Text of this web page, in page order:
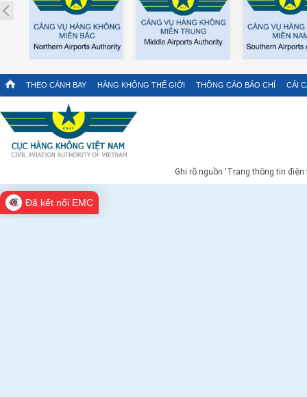
Prev
THEO CÁNH BAY HÀNG KHÔNG THẾ GIỚI THÔNG CÁO BÁO CHÍ CẢI
Ghi rõ nguồn 'Trang thông tin
Đã kết nối EMC